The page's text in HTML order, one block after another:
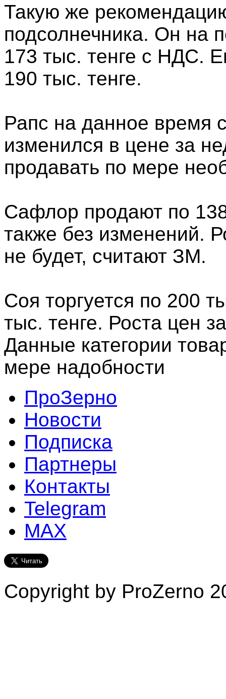
Такую же
подсолнечника. Он на
173 тыс. тенге с НДС.
190 тыс. тенге.
Рапс на данное время
изменился в цене за
продавать по мере
Сафлор продают по
также без изменений.
не будет, считают ЗМ.
Соя торгуется по 200
тыс. тенге. Роста цен
Данные категории
мере надобности
ПроЗерно
Новости
Подписка
Партнеры
Контакты
Telegram
MAX
Copyright by ProZerno